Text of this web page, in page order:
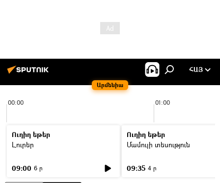
Արմենիա
ՀԱՅ
00:00 01:00
Ուղիղ եթեր
Լուրեր
09:00 6 ր
Ուղիղ եթեր
Մամուլի տեսություն
09:35 4 ր